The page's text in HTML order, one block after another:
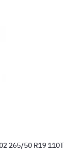
265/50 R19 110T